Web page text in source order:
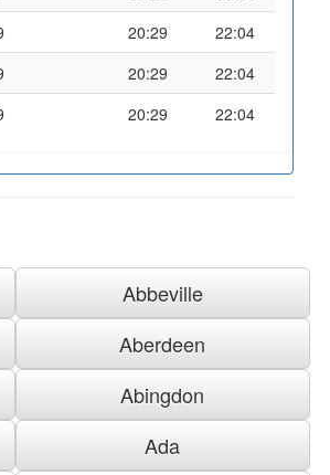
20:29
22:04
20:29
22:04
20:29 22:04
Abbeville
Aberdeen
Abingdon
Ada